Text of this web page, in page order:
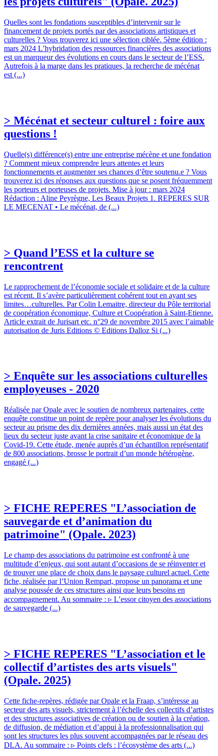
Quelles sont les fondations susceptibles d’intervenir sur le
financement de projets portés par des associations artistiques et
culturelles ? Vous trouverez ici une sélection ciblée. 5ème édition :
mars 2024 L’hybridation des ressources financières des associations
est un marqueur des évolutions en cours dans le secteur de l’ESS.
Autrefois à la marge dans les pratiques, la recherche de mécénat
est (...)
> Mécénat et secteur culturel : foire aux
questions !
Quelle(s) différence(s) entre une entreprise mécène et une fondation
? Comment mieux comprendre leurs attentes et leurs
fonctionnements et augmenter ses chances d’être soutenu.e ? Vous
trouverez ici des réponses aux questions que se posent fréquemment
les porteurs et porteuses de projets. Mise à jour : mars 2024
Rédaction : Aline Peyrègne, Les Beaux Projets 1. REPERES SUR
LE MECENAT • Le mécénat, de (...)
> Quand l’ESS et la culture se
rencontrent
Le rapprochement de l’économie sociale et solidaire et de la culture
est récent. Il s’avère particulièrement cohérent tout en ayant ses
limites…culturelles. Par Colin Lemaitre, directeur du Pôle territorial
de coopération économique, Culture et Coopération à Saint-Etienne.
Article extrait de Jurisart etc. n°29 de novembre 2015 avec l’aimable
autorisation de Juris Editions © Editions Dalloz Si (...)
> Enquête sur les associations culturelles
employeuses - 2020
Réalisée par Opale avec le soutien de nombreux partenaires, cette
enquête constitue un point de repère pour analyser les évolutions du
secteur au prisme des dix dernières années, mais aussi un état des
lieux du secteur juste avant la crise sanitaire et économique de la
Covid-19. Cette étude, menée auprès d’un échantillon représentatif
de 800 associations, brosse le portrait d’un monde hétérogène,
engagé (...)
> FICHE REPERES "L’association de
sauvegarde et d’animation du
patrimoine" (Opale. 2023)
Le champ des associations du patrimoine est confronté à une
multitude d’enjeux, qui sont autant d’occasions de se réinventer et
de trouver une place de choix dans le paysage culturel actuel. Cette
fiche, réalisée par l’Union Rempart, propose un panorama et une
analyse poussée de ces structures ainsi que leurs besoins en
accompagnement. Au sommaire : ▹ L’essor citoyen des associations
de sauvegarde (...)
> FICHE REPERES "L’association et le
collectif d’artistes des arts visuels"
(Opale. 2025)
Cette fiche-repères, rédigée par Opale et la Fraap, s’intéresse au
secteur des arts visuels, strictement à l’échelle des collectifs d’artistes
et des structures associatives de création ou de soutien à la création,
de diffusion, de médiation et d’appui à la professionnalisation qui
sont les structures les plus souvent accompagnées par le réseau des
DLA. Au sommaire : ▹ Points clefs : l’écosystème des arts (...)